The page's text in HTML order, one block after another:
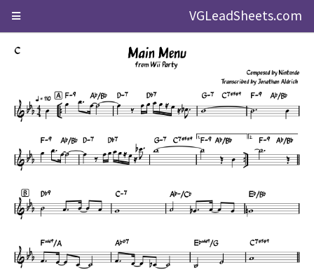
VGLeadSheets.com